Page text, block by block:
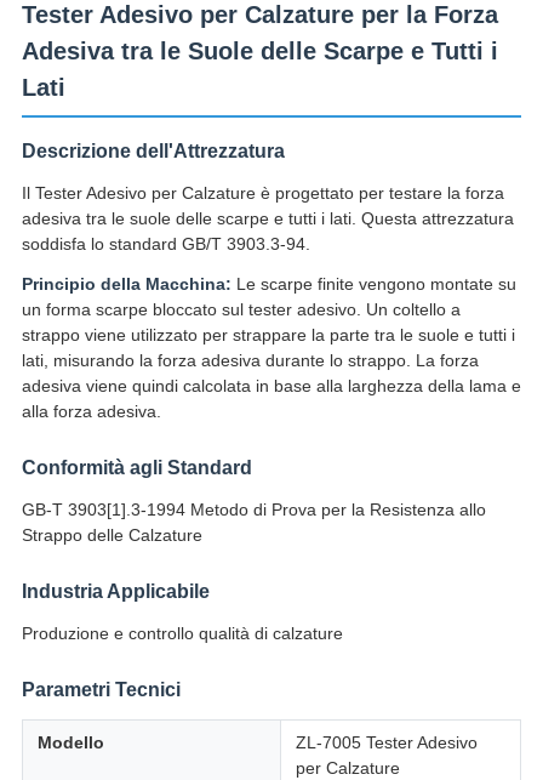
Tester Adesivo per Calzature per la Forza
Adesiva tra le Suole delle Scarpe e Tutti i
Lati
Descrizione dell'Attrezzatura
Il Tester Adesivo per Calzature è progettato per testare la forza
adesiva tra le suole delle scarpe e tutti i lati. Questa attrezzatura
soddisfa lo standard GB/T 3903.3-94.
Principio della Macchina: Le scarpe finite vengono montate su
un forma scarpe bloccato sul tester adesivo. Un coltello a
strappo viene utilizzato per strappare la parte tra le suole e tutti i
lati, misurando la forza adesiva durante lo strappo. La forza
adesiva viene quindi calcolata in base alla larghezza della lama e
alla forza adesiva.
Conformità agli Standard
GB-T 3903[1].3-1994 Metodo di Prova per la Resistenza allo
Strappo delle Calzature
Industria Applicabile
Produzione e controllo qualità di calzature
Parametri Tecnici
Modello
ZL-7005 Tester Adesivo
per Calzature